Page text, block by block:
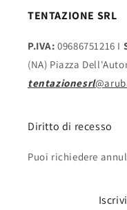
TENTAZIONE SRL
P.IVA: 09686751216 I
(NA) Piazza
tentazionesrl
Diritto di recesso
Puoi richiedere